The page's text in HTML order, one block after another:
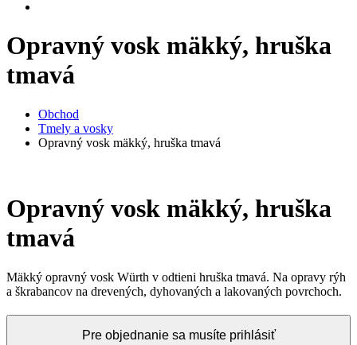
Opravný vosk mäkký, hruška
tmavá
Obchod
Tmely a vosky
Opravný vosk mäkký, hruška tmavá
Opravný vosk mäkký, hruška
tmavá
Mäkký opravný vosk Würth v odtieni hruška tmavá. Na opravy rýh
a škrabancov na drevených, dyhovaných a lakovaných povrchoch.
Pre objednanie sa musíte prihlásiť